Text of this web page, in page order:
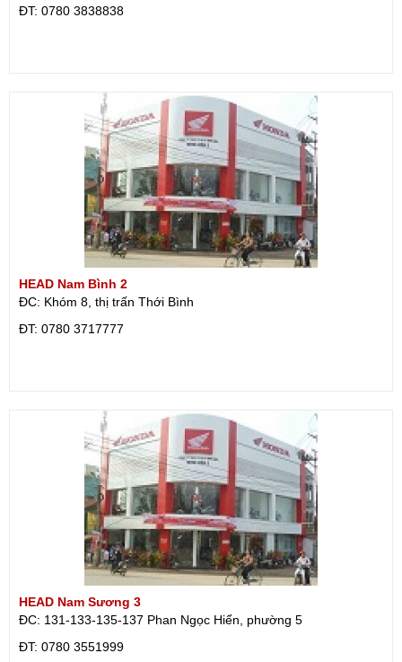
ÐT: 0780 3838838
HEAD Nam Bình 2
ĐC: Khóm 8, thị trấn Thới Bình
ÐT: 0780 3717777
HEAD Nam Sương 3
ĐC: 131-133-135-137 Phan Ngọc Hiển, phường 5
ÐT: 0780 3551999